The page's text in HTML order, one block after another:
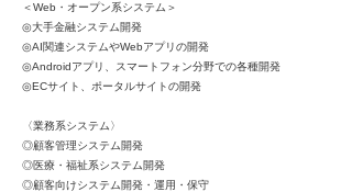
＜Web・オープン系システム＞
◎大手金融システム開発
◎AI関連システムやWebアプリの開発
◎Androidアプリ、スマートフォン分野での各種開発
◎ECサイト、ポータルサイトの開発
〈業務系システム〉
◎顧客管理システム開発
◎医療・福祉系システム開発
◎顧客向けシステム開発・運用・保守